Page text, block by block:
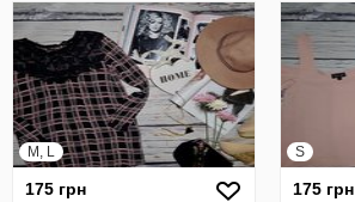
M, L
175 грн
S
175 грн